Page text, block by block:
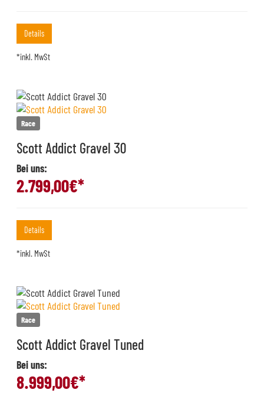
Details
*inkl. MwSt
Race
Scott Addict Gravel 30
Bei uns:
2.799,00€*
Details
*inkl. MwSt
Race
Scott Addict Gravel Tuned
Bei uns:
8.999,00€*